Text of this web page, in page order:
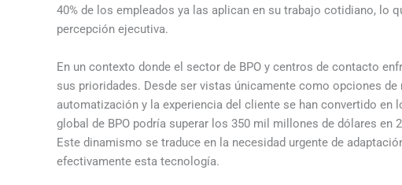
40% de los empleados ya las aplican en su trabajo cotidiano, lo
percepción ejecutiva.
En un contexto donde el sector de BPO y centros de contacto
sus prioridades. Desde ser vistas únicamente como opciones
automatización y la experiencia del cliente se han convertido en
global de BPO podría superar los 350 mil millones de dólares
Este dinamismo se traduce en la necesidad urgente de
efectivamente esta tecnología.